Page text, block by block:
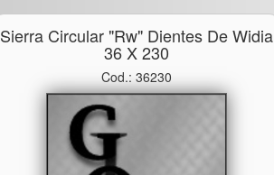
Sierra Circular "rw" Dientes De Widia
36 X 230
Cod.: 36230